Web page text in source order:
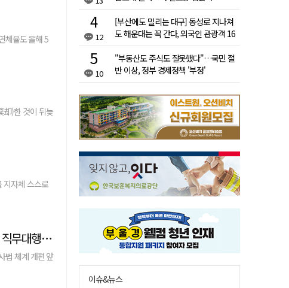
체율도 올해 5
却)한 것이 뒤늦
지자체 스스로
[관풍루] 더불어민주당 '보완수사권 폐지' 당론 확정, 정성호 법무부 장관 사퇴 표명에 이어 구자현 검찰총장 직무대행도 사퇴 저울질
법 체계 개편 앞
12
[부산에도 밀리는 대구] 동성로 지나쳐
도 해운대는 꼭 간다, 외국인 관광객 16
10
"부동산도 주식도 잘못했다"…국민 절
반 이상, 정부 경제정책 '부정'
이슈&뉴스